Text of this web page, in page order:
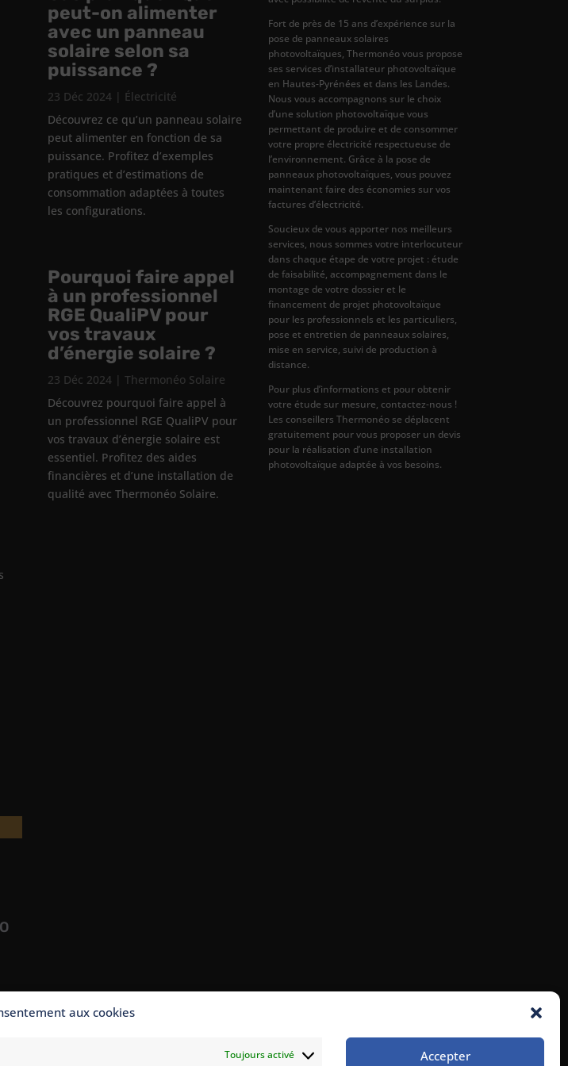
aux cookies
Toujours activé Accepter
peut-on alimenter
avec un panneau
solaire selon sa
puissance ?
23 Déc 2024 | Électricité
Découvrez ce qu’un panneau solaire
peut alimenter en fonction de sa
puissance. Profitez d’exemples
pratiques et d’estimations de
consommation adaptées à toutes
les configurations.
Pourquoi faire appel
à un professionnel
RGE QualiPV pour
vos travaux
d’énergie solaire ?
23 Déc 2024 |Thermonéo Solaire
Découvrez pourquoi faire appel à
un professionnel RGE QualiPV pour
vos travaux d’énergie solaire est
essentiel. Profitez des aides
financières et d’une installation de
qualité avec Thermonéo Solaire.
Fort de près de 15 ans d’expérience sur la
pose de panneaux solaires
photovoltaïques, Thermonéo vous propose
ses services d’installateur photovoltaïque
en Hautes-Pyrénées et dans les Landes.
Nous vous accompagnons sur le choix
d’une solution photovoltaïque vous
permettant de produire et de consommer
votre propre électricité respectueuse de
l’environnement. Grâce à la pose de
panneaux photovoltaïques, vous pouvez
maintenant faire des économies sur vos
factures d’électricité.
Soucieux de vous apporter nos meilleurs
services, nous sommes votre interlocuteur
dans chaque étape de votre projet : étude
de faisabilité, accompagnement dans le
montage de votre dossier et le
financement de projet photovoltaïque
pour les professionnels et les particuliers,
pose et entretien de panneaux solaires,
mise en service, suivi de production à
distance.
Pour plus d’informations et pour obtenir
votre étude sur mesure, contactez-nous !
Les conseillers Thermonéo se déplacent
gratuitement pour vous proposer un devis
pour la réalisation d’une installation
photovoltaïque adaptée à vos besoins.